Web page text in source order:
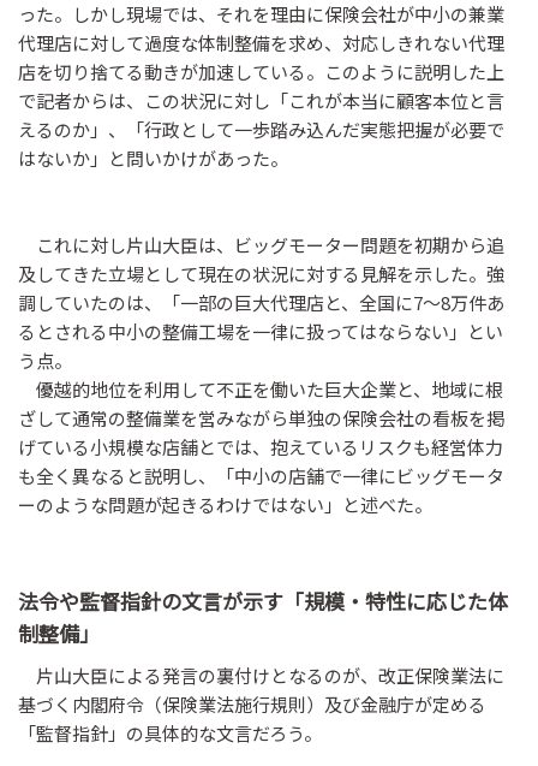
った。しかし現場では、それを理由に保険会社が中小の兼業
代理店に対して過度な体制整備を求め、対応しきれない代理
店を切り捨てる動きが加速している。このように説明した上
で記者からは、この状況に対し「これが本当に顧客本位と言
えるのか」、「行政として一歩踏み込んだ実態把握が必要で
はないか」と問いかけがあった。
これに対し片山大臣は、ビッグモーター問題を初期から追
及してきた立場として現在の状況に対する見解を示した。強
調していたのは、「一部の巨大代理店と、全国に7〜8万件あ
るとされる中小の整備工場を一律に扱ってはならない」とい
う点。
優越的地位を利用して不正を働いた巨大企業と、地域に根
ざして通常の整備業を営みながら単独の保険会社の看板を掲
げている小規模な店舗とでは、抱えているリスクも経営体力
も全く異なると説明し、「中小の店舗で一律にビッグモータ
ーのような問題が起きるわけではない」と述べた。
法令や監督指針の文言が示す「規模・特性に応じた体
制整備」
片山大臣による発言の裏付けとなるのが、改正保険業法に
基づく内閣府令（保険業法施行規則）及び金融庁が定める
「監督指針」の具体的な文言だろう。